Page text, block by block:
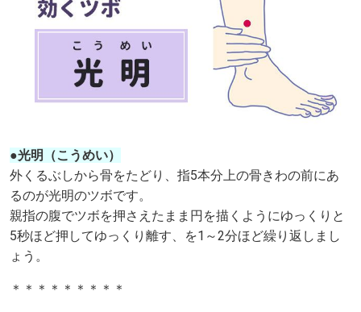
●光明（こうめい）
外くるぶしから骨をたどり、指5本分上の骨きわの前にあ
るのが光明のツボです。
親指の腹でツボを押さえたまま円を描くようにゆっくりと
5秒ほど押してゆっくり離す、を1～2分ほど繰り返しまし
ょう。
＊＊＊＊＊＊＊＊＊